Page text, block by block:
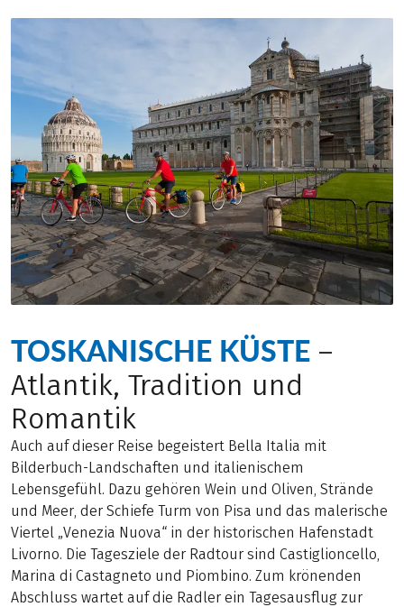
TOSKANISCHE KÜSTE –
Atlantik, Tradition und
Romantik
Auch auf dieser Reise begeistert Bella Italia mit
Bilderbuch-Landschaften und italienischem
Lebensgefühl. Dazu gehören Wein und Oliven, Strände
und Meer, der Schiefe Turm von Pisa und das malerische
Viertel „Venezia Nuova“ in der historischen Hafenstadt
Livorno. Die Tagesziele der Radtour sind Castiglioncello,
Marina di Castagneto und Piombino. Zum krönenden
Abschluss wartet auf die Radler ein Tagesausflug zur